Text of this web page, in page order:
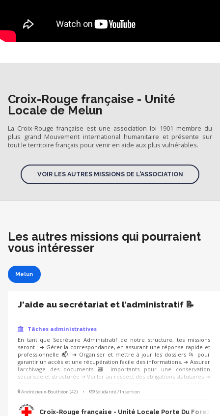
Croix-Rouge française - Unité
Locale de Melun
La Croix-Rouge française est une association loi 1901 membre du
plus grand Mouvement international humanitaire et présente sur
tout le territoire français pour venir en aide aux plus vulnérables.
VOIR LES AUTRES MISSIONS DE L'ASSOCIATION
Les autres missions qui pourraient
vous intéresser
Melun
J'aide au secrétariat et l’administratif 📝
Tâches administratives
En tant que Secrétaire Administratif de notre structure, tes missions
seront : ➔ Gérer la correspondance, en assurant une réponse rapide et
professionnelle 📬. ➔ Organiser et mettre à jour les dossiers 📂 pour
garantir un accès et une récupération facile des informations. ➔ Assurer
l'archivage des documents 🗃️ importants pour une conservation
sécurisée et structurée ➔ Veiller au respect des obligations statutaires ➔
Les aspects administratifs sont indispensables à la continuation de nos
activités, tu seras un maillon essentiel de l’action de l’association ! Tu es
polyvalent et organisé ? Rejoins-nous ! 🙂
Andrézieux-Bouthéon (42) • Solidarité / Insertion
Croix-Rouge française - Unité Locale Porte Du Forez